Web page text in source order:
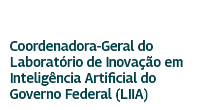
Coordenadora-Geral do
Laboratório de Inovação em
Inteligência Artificial do
Governo Federal (LIIA)